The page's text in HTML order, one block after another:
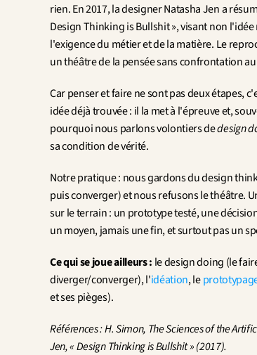
rien. En 2017, la designer Natasha Jen a
Design Thinking is Bullshit », visant non
l'exigence du métier et de la matière. Le
un théâtre de la pensée sans confrontation
Car penser et faire ne sont pas deux étapes,
idée déjà trouvée : il la met à l'épreuve et,
pourquoi nous parlons volontiers de design
sa condition de vérité.
Notre pratique : nous gardons du design
puis converger) et nous refusons le théâtre.
sur le terrain : un prototype testé, une
un moyen, jamais une fin, et surtout pas un
Ce qui se joue ailleurs : le design doing (le
diverger/converger), l'idéation, le
et ses pièges).
Références : H. Simon, The Sciences of the
Jen, « Design Thinking is Bullshit » (2017).